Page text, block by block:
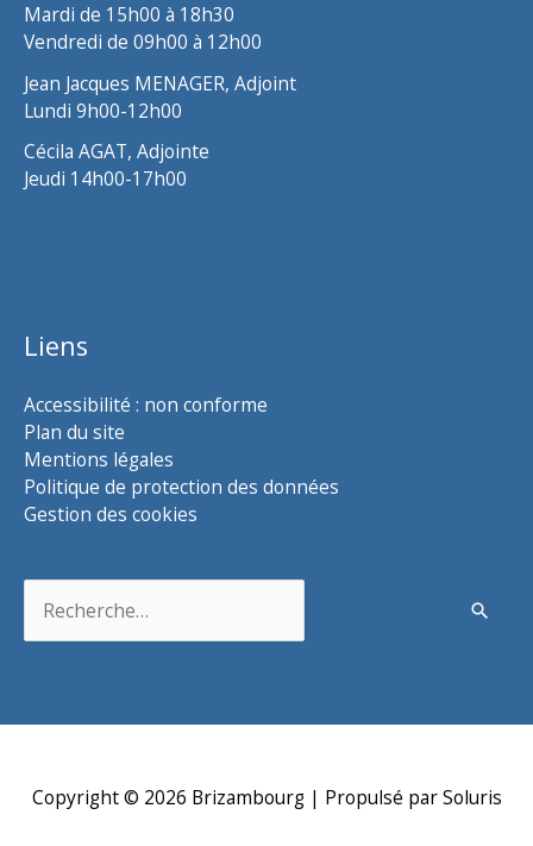
Mardi de 15h00 à 18h30
Vendredi de 09h00 à 12h00
Jean Jacques MENAGER, Adjoint
Lundi 9h00-12h00
Cécila AGAT, Adjointe
Jeudi 14h00-17h00
Liens
Accessibilité : non conforme
Plan du site
Mentions légales
Politique de protection des données
Gestion des cookies
Copyright © 2026 Brizambourg| Propulsé par Soluris